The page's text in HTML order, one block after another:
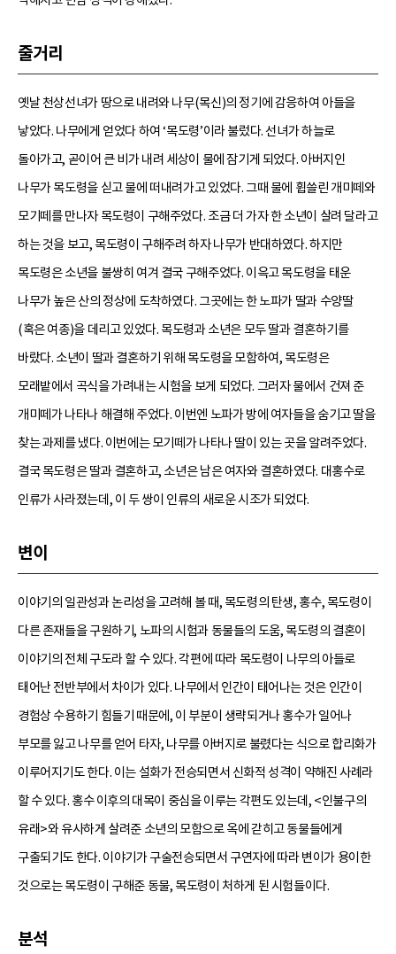
줄거리
옛날 천상선녀가 땅으로 내려와 나무(목신)의 정기에 감응하여 아들을
낳았다. 나무에게 얻었다 하여 ‘목도령’이라 불렀다. 선녀가 하늘로
돌아가고, 곧이어 큰 비가 내려 세상이 물에 잠기게 되었다. 아버지인
나무가 목도령을 싣고 물에 떠내려가고 있었다. 그때 물에 휩쓸린 개미떼와
모기떼를 만나자 목도령이 구해주었다. 조금 더 가자 한 소년이 살려 달라고
하는 것을 보고, 목도령이 구해주려 하자 나무가 반대하였다. 하지만
목도령은 소년을 불쌍히 여겨 결국 구해주었다. 이윽고 목도령을 태운
나무가 높은 산의 정상에 도착하였다. 그곳에는 한 노파가 딸과 수양딸
(혹은 여종)을 데리고 있었다. 목도령과 소년은 모두 딸과 결혼하기를
바랐다. 소년이 딸과 결혼하기 위해 목도령을 모함하여, 목도령은
모래밭에서 곡식을 가려내는 시험을 보게 되었다. 그러자 물에서 건져 준
개미떼가 나타나 해결해 주었다. 이번엔 노파가 방에 여자들을 숨기고 딸을
찾는 과제를 냈다. 이번에는 모기떼가 나타나 딸이 있는 곳을 알려주었다.
결국 목도령은 딸과 결혼하고, 소년은 남은 여자와 결혼하였다. 대홍수로
인류가 사라졌는데, 이 두 쌍이 인류의 새로운 시조가 되었다.
변이
이야기의 일관성과 논리성을 고려해 볼 때, 목도령의 탄생, 홍수, 목도령이
다른 존재들을 구원하기, 노파의 시험과 동물들의 도움, 목도령의 결혼이
이야기의 전체 구도라 할 수 있다. 각편에 따라 목도령이 나무의 아들로
태어난 전반부에서 차이가 있다. 나무에서 인간이 태어나는 것은 인간이
경험상 수용하기 힘들기 때문에, 이 부분이 생략되거나 홍수가 일어나
부모를 잃고 나무를 얻어 타자, 나무를 아버지로 불렸다는 식으로 합리화가
이루어지기도 한다. 이는 설화가 전승되면서 신화적 성격이 약해진 사례라
할 수 있다. 홍수 이후의 대목이 중심을 이루는 각편도 있는데, <인불구의
유래>와 유사하게 살려준 소년의 모함으로 옥에 갇히고 동물들에게
구출되기도 한다. 이야기가 구술전승되면서 구연자에 따라 변이가 용이한
것으로는 목도령이 구해준 동물, 목도령이 처하게 된 시험들이다.
분석